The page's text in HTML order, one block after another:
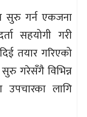
सुरु गर्न एकजना
सहयोगी गरी
तयार गरिएको
गरेसँगै विभिन्न
लागि